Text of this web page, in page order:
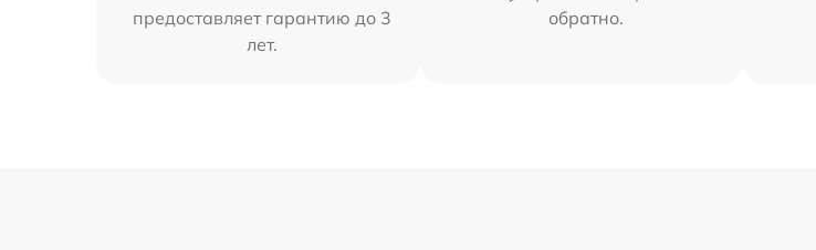
предоставляет гарантию до 3
лет.
обратно.